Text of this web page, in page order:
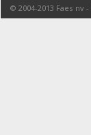
© 2004-2013 Faes nv -